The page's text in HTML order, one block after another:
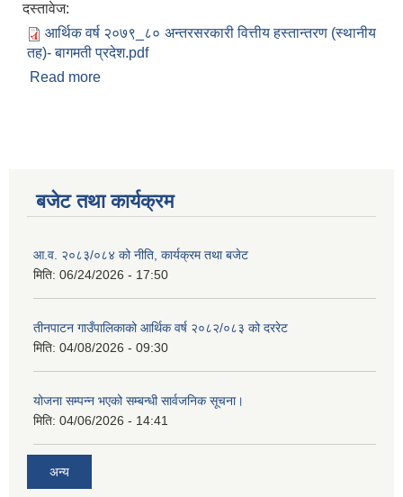
दस्तावेज:
आर्थिक वर्ष २०७९_८० अन्तरसरकारी वित्तीय हस्तान्तरण (स्थानीय
तह)- बागमती प्रदेश.pdf
Read more
बजेट तथा कार्यक्रम
आ.व. २०८३/०८४ को नीति, कार्यक्रम तथा बजेट
मिति: 06/24/2026 - 17:50
तीनपाटन गाउँपालिकाको आर्थिक वर्ष २०८२/०८३ को दररेट
मिति: 04/08/2026 - 09:30
योजना सम्पन्न भएको सम्बन्धी सार्वजनिक सूचना।
मिति: 04/06/2026 - 14:41
अन्य